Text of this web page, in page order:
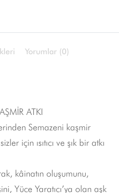
Yorumlar (0)
ATKI
Semazeni kaşmir
için ısıtıcı ve şık bir atkı
kâinatın oluşumunu,
Yüce Yaratıcı’ya olan aşk